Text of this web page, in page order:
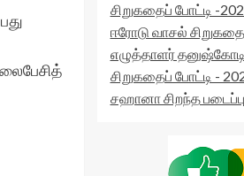
சிறுகதைப் போட்டி -
ஈரோடு வாசல்
எழுத்தாளர் தனுஷ்கோடி
சிறுகதைப் போட்டி -
சஹானா சிறந்த